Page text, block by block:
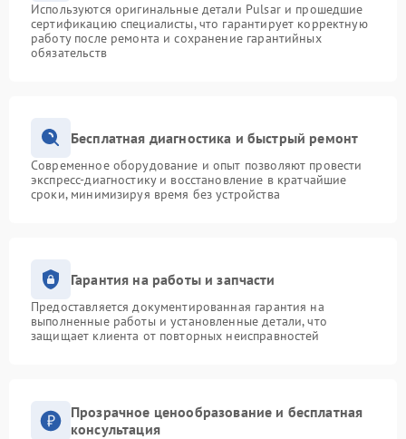
Используются оригинальные детали Pulsar и прошедшие
сертификацию специалисты, что гарантирует корректную
работу после ремонта и сохранение гарантийных
обязательств
Бесплатная диагностика и быстрый ремонт
Современное оборудование и опыт позволяют провести
экспресс-диагностику и восстановление в кратчайшие
сроки, минимизируя время без устройства
Гарантия на работы и запчасти
Предоставляется документированная гарантия на
выполненные работы и установленные детали, что
защищает клиента от повторных неисправностей
Прозрачное ценообразование и бесплатная
консультация